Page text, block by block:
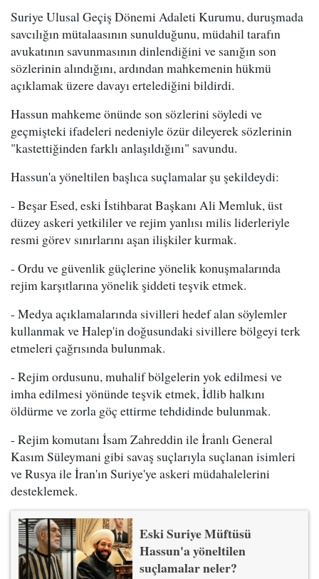
Suriye Ulusal Geçiş Dönemi Adaleti Kurumu, duruşmada
savcılığın mütalaasının sunulduğunu, müdahil tarafın
avukatının savunmasının dinlendiğini ve sanığın son
sözlerinin alındığını, ardından mahkemenin hükmü
açıklamak üzere davayı ertelediğini bildirdi.
Hassun mahkeme önünde son sözlerini söyledi ve
geçmişteki ifadeleri nedeniyle özür dileyerek sözlerinin
"kastettiğinden farklı anlaşıldığını" savundu.
Hassun'a yöneltilen başlıca suçlamalar şu şekildeydi:
- Beşar Esed, eski İstihbarat Başkanı Ali Memluk, üst
düzey askeri yetkililer ve rejim yanlısı milis liderleriyle
resmi görev sınırlarını aşan ilişkiler kurmak.
- Ordu ve güvenlik güçlerine yönelik konuşmalarında
rejim karşıtlarına yönelik şiddeti teşvik etmek.
- Medya açıklamalarında sivilleri hedef alan söylemler
kullanmak ve Halep'in doğusundaki sivillere bölgeyi terk
etmeleri çağrısında bulunmak.
- Rejim ordusunu, muhalif bölgelerin yok edilmesi ve
imha edilmesi yönünde teşvik etmek, İdlib halkını
öldürme ve zorla göç ettirme tehdidinde bulunmak.
- Rejim komutanı İsam Zahreddin ile İranlı General
Kasım Süleymani gibi savaş suçlarıyla suçlanan isimleri
ve Rusya ile İran'ın Suriye'ye askeri müdahalelerini
desteklemek.
Eski Suriye Müftüsü
Hassun'a yöneltilen
suçlamalar neler?